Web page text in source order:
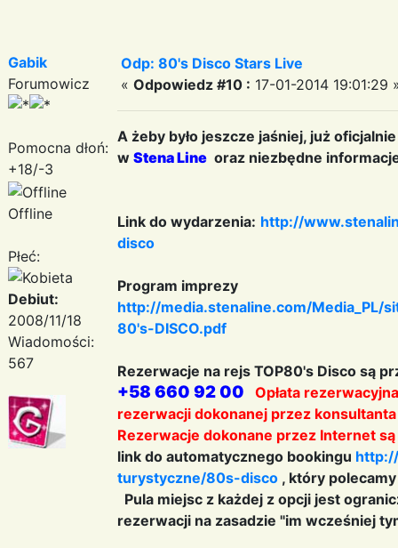
Gabik
Forumowicz
Pomocna dłoń:
+18/-3
Offline
Płeć:
Debiut:
2008/11/18
Wiadomości:
567
Odp: 80's Disco Stars Live
« Odpowiedz #10 : 17-01-2014 19:01:29
A żeby było jeszcze jaśniej, już oficjalnie
w Stena Line oraz niezbędne
Link do wydarzenia: http://
disco
Program imprezy
http://media.stenaline.com/Media_PL/
80's-DISCO.pdf
Rezerwacje na rejs TOP80's Disco są
+58 660 92 00
Opłata
rezerwacji dokonanej przez
Rezerwacje dokonane przez Internet
link do automatycznego bookingu
turystyczne/80s-disco , który
Pula miejsc z każdej z opcji jest
rezerwacji na zasadzie "im wcześniej